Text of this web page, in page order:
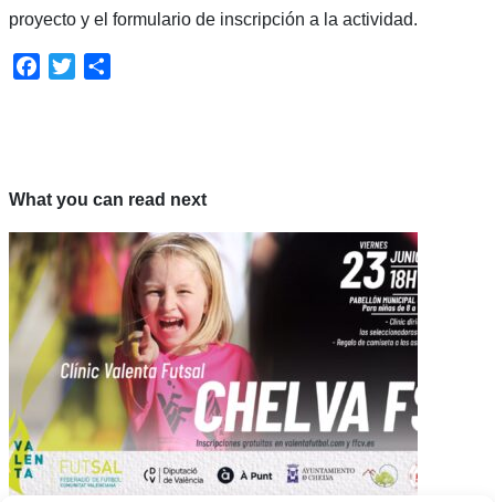
proyecto y el formulario de inscripción a la actividad.
Facebook
Twitter
What you can read next